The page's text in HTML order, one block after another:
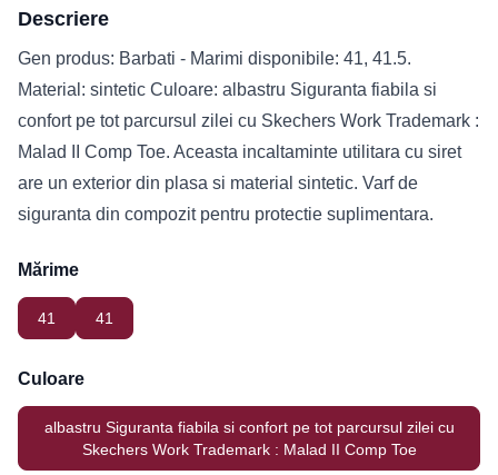
Descriere
Gen produs: Barbati - Marimi disponibile: 41, 41.5.
Material: sintetic Culoare: albastru Siguranta fiabila si
confort pe tot parcursul zilei cu Skechers Work Trademark :
Malad II Comp Toe. Aceasta incaltaminte utilitara cu siret
are un exterior din plasa si material sintetic. Varf de
siguranta din compozit pentru protectie suplimentara.
Mărime
41 41
Culoare
albastru Siguranta fiabila si confort pe tot parcursul zilei cu
Skechers Work Trademark : Malad II Comp Toe